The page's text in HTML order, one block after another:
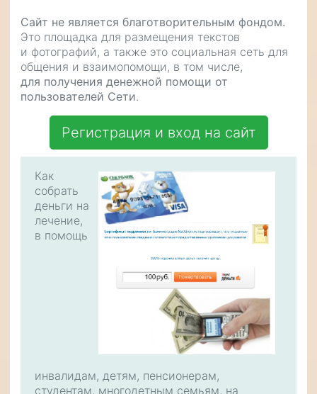
Сайт не является благотворительным фондом.
Это площадка для размещения текстов
и фотографий, а также это социальная сеть для
общения и взаимопомощи, в том числе,
для получения денежной помощи от
пользователей Сети.
Регистрация и вход на сайт
Как
собрать
деньги на
лечение,
в помощь
инвалидам, детям, пенсионерам,
студентам, многодетным семьям, на